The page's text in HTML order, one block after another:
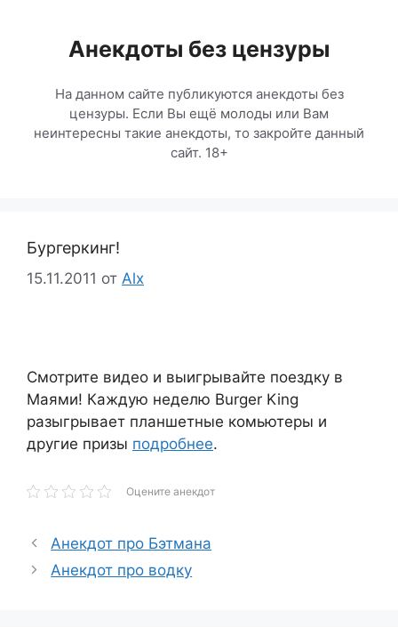
содержимомуАнекдоты без цензуры
На данном сайте публикуются анекдоты без
цензуры. Если Вы ещё молоды или Вам
неинтересны такие анекдоты, то закройте данный
сайт. 18+
Бургеркинг!
15.11.2011 от Alx
Смотрите видео и выигрывайте поездку в
Маями! Каждую неделю Burger King
разыгрывает планшетные комьютеры и
другие призы подробнее.
Оцените анекдот
Анекдот про Бэтмана
Анекдот про водку